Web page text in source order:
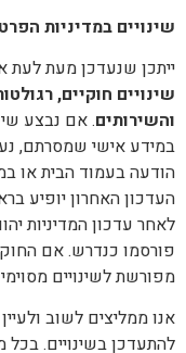
שינויים במדיניות
ייתכן שנעדכן מעת לעת
שינויים חוקיים,
והשירותים. אם נבצע
במידע אישי שמסרתם,
הודעה בעמוד הבית או
העדכון האחרון יופיע
לאחר עדכון המדיניות
פורסמו כנדרש. אם
מפורשת לשינויים
אנו ממליצים לשוב
להתעדכן בשינויים. בכל